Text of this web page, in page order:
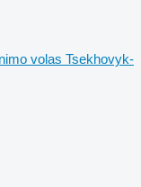
volas Tsekhovyk-